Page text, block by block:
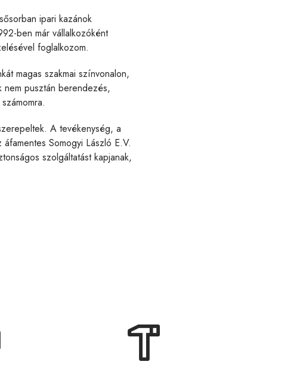
ipari kazánok
ben már vállalkozóként
foglalkozom.
magas szakmai színvonalon,
pusztán berendezés,
A tevékenység, a
Somogyi László E.V.
szolgáltatást kapjanak,